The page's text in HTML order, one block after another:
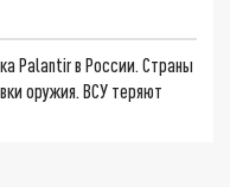
Palantir в России. Страны
оружия. ВСУ теряют